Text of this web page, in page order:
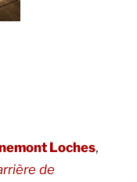
Loches,
de